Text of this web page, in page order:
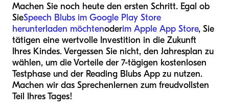
Machen Sie noch heute den ersten Schritt. Egal ob
SieSpeech Blubs im Google Play Store
herunterladen möchtenoderim Apple App Store, Sie
tätigen eine wertvolle Investition in die Zukunft
Ihres Kindes. Vergessen Sie nicht, den Jahresplan zu
wählen, um die Vorteile der 7-tägigen kostenlosen
Testphase und der Reading Blubs App zu nutzen.
Machen wir das Sprechenlernen zum freudvollsten
Teil Ihres Tages!